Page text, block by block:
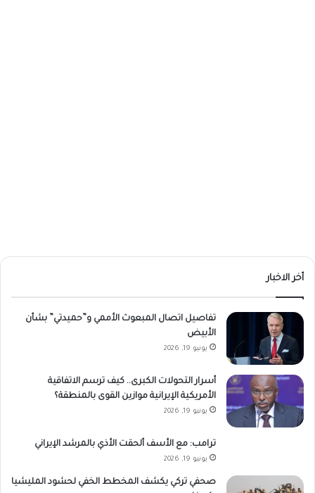
أخر الاخبار
تفاصيل اتصال المبعوث الأممي و”حميدتي” بشأن
الأبيض
يونيو 19, 2026
أسرار التحولات الكبرى.. كيف ترسم الاتفاقية
الأمريكية الإيرانية موازين القوى بالمنطقة؟
يونيو 19, 2026
ترامب: مع الأسف ألحقت الأذي بالمرشد الإيراني
يونيو 19, 2026
صحفي تركي يكشف المخطط الخفي لحشود المليشيا